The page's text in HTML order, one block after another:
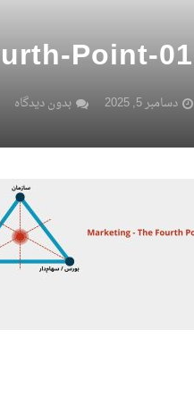
Point-01
دسامبر 5, 2025 بدون دیدگاه